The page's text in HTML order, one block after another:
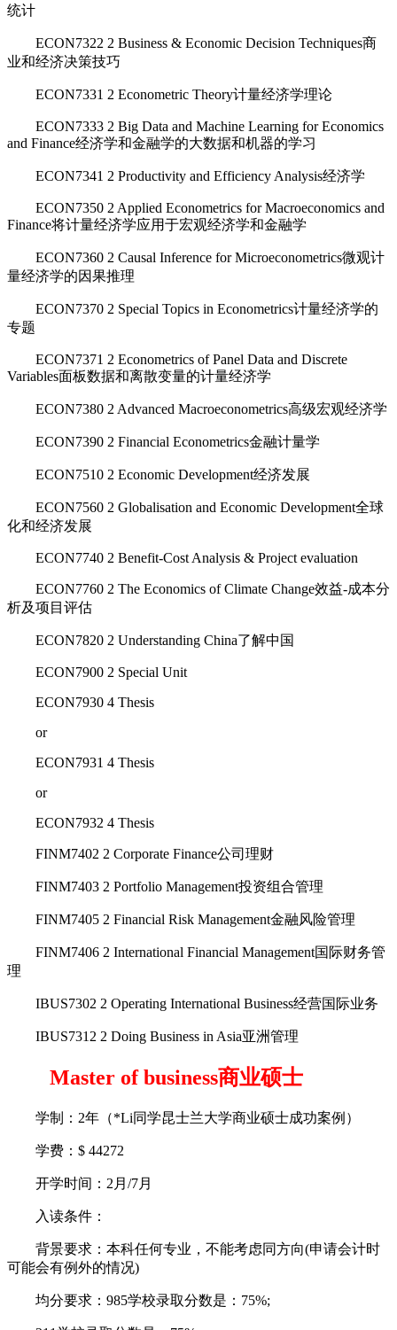
统计
ECON7322 2 Business & Economic Decision Techniques商
业和经济决策技巧
ECON7331 2 Econometric Theory计量经济学理论
ECON7333 2 Big Data and Machine Learning for Economics
and Finance经济学和金融学的大数据和机器的学习
ECON7341 2 Productivity and Efficiency Analysis经济学
ECON7350 2 Applied Econometrics for Macroeconomics and
Finance将计量经济学应用于宏观经济学和金融学
ECON7360 2 Causal Inference for Microeconometrics微观计
量经济学的因果推理
ECON7370 2 Special Topics in Econometrics计量经济学的
专题
ECON7371 2 Econometrics of Panel Data and Discrete
Variables面板数据和离散变量的计量经济学
ECON7380 2 Advanced Macroeconometrics高级宏观经济学
ECON7390 2 Financial Econometrics金融计量学
ECON7510 2 Economic Development经济发展
ECON7560 2 Globalisation and Economic Development全球
化和经济发展
ECON7740 2 Benefit-Cost Analysis & Project evaluation
ECON7760 2 The Economics of Climate Change效益-成本分
析及项目评估
ECON7820 2 Understanding China了解中国
ECON7900 2 Special Unit
ECON7930 4 Thesis
or
ECON7931 4 Thesis
or
ECON7932 4 Thesis
FINM7402 2 Corporate Finance公司理财
FINM7403 2 Portfolio Management投资组合管理
FINM7405 2 Financial Risk Management金融风险管理
FINM7406 2 International Financial Management国际财务管
理
IBUS7302 2 Operating International Business经营国际业务
IBUS7312 2 Doing Business in Asia亚洲管理
Master of business商业硕士
学制：2年（*Li同学昆士兰大学商业硕士成功案例）
学费：$ 44272
开学时间：2月/7月
入读条件：
背景要求：本科任何专业，不能考虑同方向(申请会计时
可能会有例外的情况)
均分要求：985学校录取分数是：75%;